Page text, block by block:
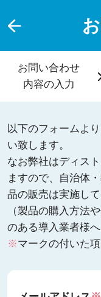
お問い合わせ
内容の入力
以下のフォームよ
い致します。
なお弊社はディス
ますので、自治体
品の販売は実施し
（製品の購入方法
のある導入業者様
※マークの付いた